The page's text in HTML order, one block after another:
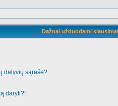
Dažnai užduodami klausimai
dalyvių sąraše?
daryti?!